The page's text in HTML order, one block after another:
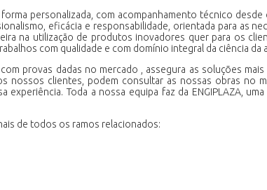
personalizada, com acompanhamento técnico
eficácia e responsabilidade, orientada para as
na utilização de produtos inovadores quer para os
com qualidade e com domínio integral da ciência da
provas dadas no mercado , assegura as soluções
nossos clientes, podem consultar as nossas obras no
experiência. Toda a nossa equipa faz da ENGIPLAZA,
de todos os ramos relacionados: